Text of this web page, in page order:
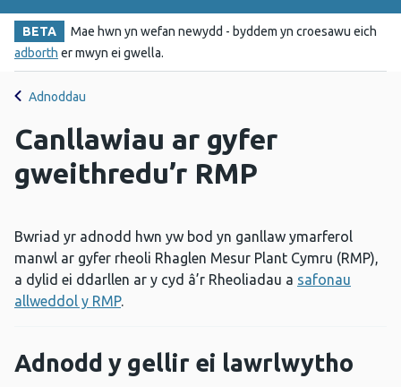
BETA
Mae hwn yn wefan newydd - byddem yn croesawu eich
adborth er mwyn ei gwella.
Adnoddau
Canllawiau ar gyfer
gweithredu’r RMP
Bwriad yr adnodd hwn yw bod yn ganllaw ymarferol
manwl ar gyfer rheoli Rhaglen Mesur Plant Cymru (RMP),
a dylid ei ddarllen ar y cyd â’r Rheoliadau a safonau
allweddol y RMP.
Adnodd y gellir ei lawrlwytho